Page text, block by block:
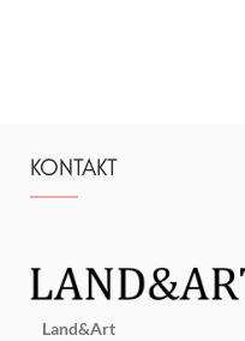
KONTAKT
Land&Art